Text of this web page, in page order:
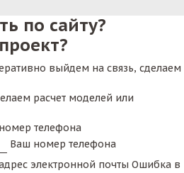
по сайту?
выйдем на связь, сделаем
расчет моделей или
телефона
Ваш номер телефона
электронной почты Ошибка в